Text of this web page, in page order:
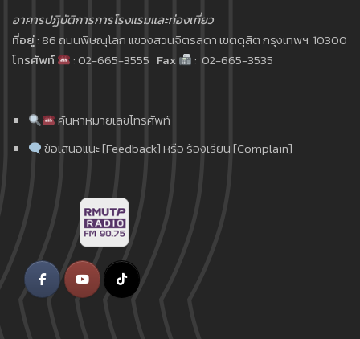
อาคารปฏิบัติการการโรงแรมและท่องเที่ยว
ที่อยู่: 86 ถนนพิษณุโลก แขวงสวนจิตรลดา เขตดุสิต กรุงเทพฯ 10300
โทรศัพท์
: 02-665-3555 Fax : 02-665-3535
ค้นหาหมายเลขโทรศัพท์
ข้อเสนอแนะ [Feedback] หรือ ร้องเรียน [Complain]